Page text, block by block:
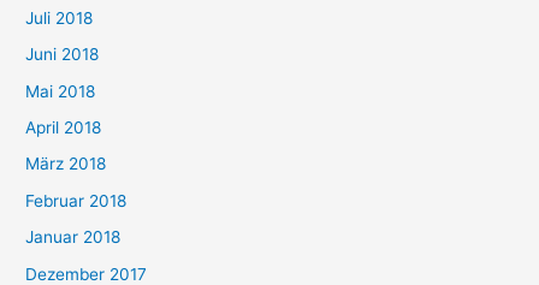
Juli 2018
Juni 2018
Mai 2018
April 2018
März 2018
Februar 2018
Januar 2018
Dezember 2017